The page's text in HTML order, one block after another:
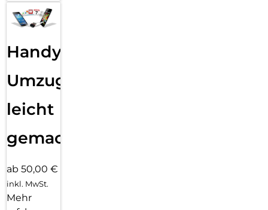
Handy
Umzug
leicht
gemacht!
ab 50,00 €
inkl. MwSt.
Mehr